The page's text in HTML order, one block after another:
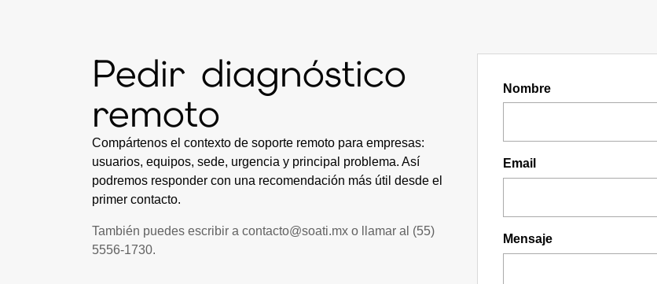
Pedir diagnóstico
remoto
Compártenos el contexto de soporte remoto para empresas:
usuarios, equipos, sede, urgencia y principal problema. Así
podremos responder con una recomendación más útil desde el
primer contacto.
También puedes escribir a contacto@soati.mx o llamar al (55)
5556-1730.
Nombre
Email
Mensaje